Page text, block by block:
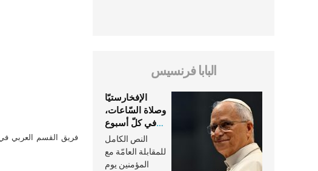
فريق القسم العربي
البابا فرنسيس
الإفخارستيّا
وصلاة السّاعات،
في كلّ أسبوع
وكلّ يوم، هما
النَّفَس في حياة
الكنيسة
النص الكامل
للمقابلة العامّة مع
المؤمنين يوم